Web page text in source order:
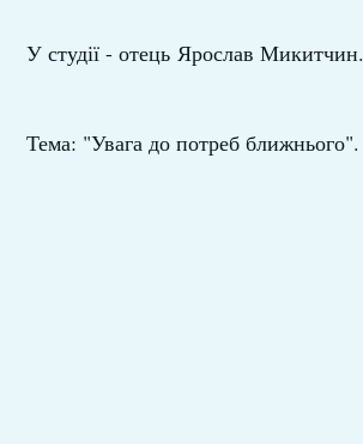
У студії - отець Ярослав Микитчин.
Тема: "Увага до потреб ближнього".